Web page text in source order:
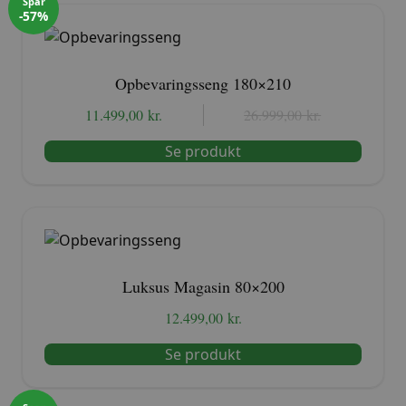
-57%
Opbevaringsseng 180×210
26.999,00kr.
oprindelige
pris
11.499,00 kr.
aktuelle
pris
Se produkt
Luksus Magasin 80×200
12.499,00 kr.
Se produkt